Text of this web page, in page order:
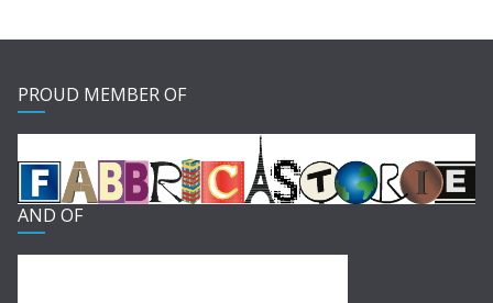
PROUD MEMBER OF
AND OF